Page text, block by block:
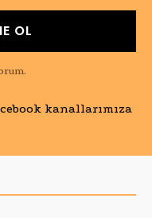
OL
kanallarımıza